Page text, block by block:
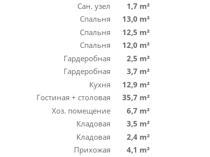
Сан. узел
1,7 m²
Спальня
13,0 m²
Спальня
12,5 m²
Спальня
12,0 m²
Гардеробная
2,5 m²
Гардеробная
3,7 m²
Кухня
12,9 m²
Гостиная + столовая
35,7 m²
Хоз. помещение
6,7 m²
Кладовая
3,5 m²
Кладовая
2,4 m²
Прихожая
4,1 m²